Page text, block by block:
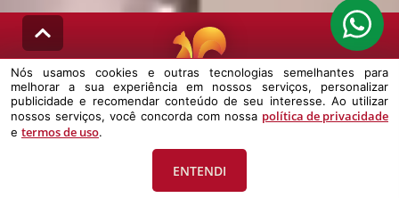
© DESENVOLVIDO PELAAGIL.NET
Nós usamos cookies e outras tecnologias semelhantes para melhorar a
sua experiência em nossos serviços, personalizar publicidade e
Nós usamos cookies e outras tecnologias semelhantes para
melhorar a sua experiência em nossos serviços, personalizar
publicidade e recomendar conteúdo de seu interesse. Ao utilizar
nossos serviços, você concorda com nossa política de privacidade
e termos de uso.
ENTENDI